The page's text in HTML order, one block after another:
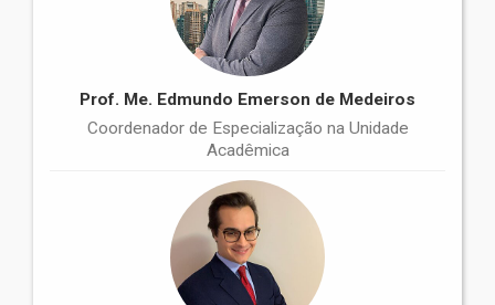
Prof. Me. Edmundo Emerson de Medeiros
Coordenador de Especialização na Unidade
Acadêmica